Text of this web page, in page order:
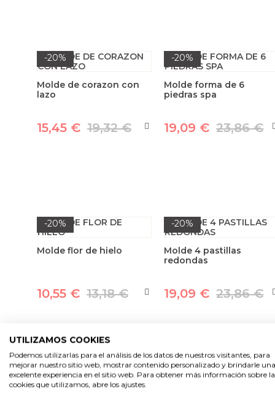
-20%
Molde de corazon con
lazo
15,45 € 19,32 €
-20%
Molde forma de 6
piedras spa
19,09 € 23,86 €
-20%
Molde flor de hielo
10,55 € 13,18 €
-20%
Molde 4 pastillas
redondas
19,09 € 23,86 €
1 2 3 4 5 … 7 8
UTILIZAMOS COOKIES
Podemos utilizarlas para el análisis de los datos de nuestros visitantes, para
mejorar nuestro sitio web, mostrar contenido personalizado y brindarle una
excelente experiencia en el sitio web. Para obtener más información sobre
cookies que utilizamos, abre los ajustes.